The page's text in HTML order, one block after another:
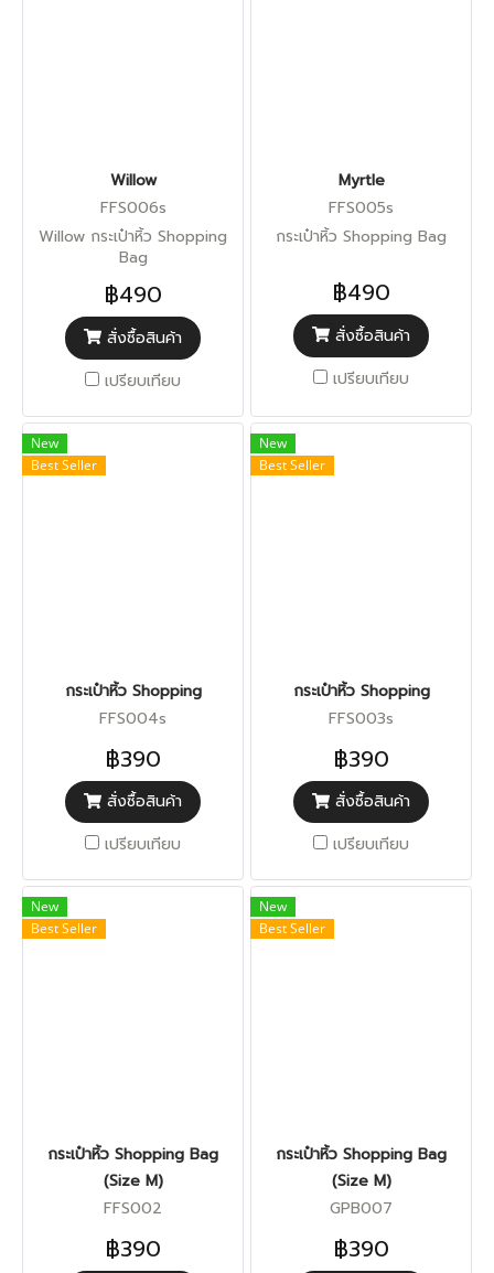
Willow
FFS006s
Willow กระเป๋าหิ้ว Shopping
Bag
฿490
สั่งซื้อสินค้า
เปรียบเทียบ
Myrtle
FFS005s
กระเป๋าหิ้ว Shopping Bag
฿490
สั่งซื้อสินค้า
เปรียบเทียบ
New
Best Seller
กระเป๋าหิ้ว Shopping
FFS004s
฿390
สั่งซื้อสินค้า
เปรียบเทียบ
New
Best Seller
กระเป๋าหิ้ว Shopping
FFS003s
฿390
สั่งซื้อสินค้า
เปรียบเทียบ
New
Best Seller
กระเป๋าหิ้ว Shopping Bag
(Size M)
FFS002
฿390
New
Best Seller
กระเป๋าหิ้ว Shopping Bag
(Size M)
GPB007
฿390